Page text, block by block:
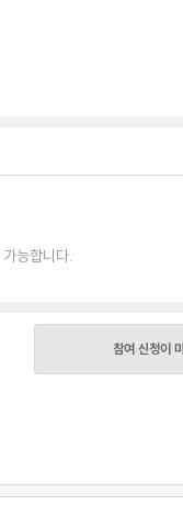
능합니다.
참여 신청이